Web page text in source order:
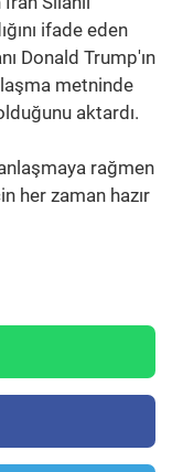
ifade eden
Donald Trump'ın
metninde
aktardı.
rağmen
her zaman hazır